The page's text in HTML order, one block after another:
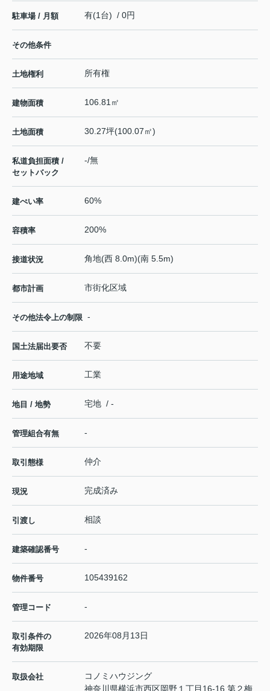
駐車場 / 月額 有(1台) / 0円
その他条件
土地権利 所有権
建物面積 106.81㎡
土地面積 30.27坪(100.07㎡)
私道負担面積 /
セットバック
-/無
建ぺい率 60%
容積率 200%
接道状況 角地(西 8.0m)(南 5.5m)
都市計画 市街化区域
その他法令上の制限 -
国土法届出要否 不要
用途地域 工業
地目 / 地勢 宅地 / -
管理組合有無 -
取引態様 仲介
現況 完成済み
引渡し 相談
建築確認番号 -
物件番号 105439162
管理コード -
取引条件の
有効期限
2026年08月13日
取扱会社
コノミハウジング
神奈川県横浜市西区岡野１丁目16-16 第２梅